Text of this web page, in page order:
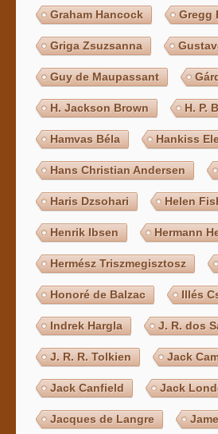
Graham Hancock Gregg
Griga Zsuzsanna
Guy de Maupassant
H. Jackson Brown H. P.
Hamvas Béla Hankiss
Hans Christian Andersen
Haris Dzsohari Helen
Henrik Ibsen Hermann
Hermész Triszmegisztosz
Honoré de Balzac Illés
Indrek Hargla J. R. dos
J. R. R. Tolkien Jack
Jack Canfield Jack
Jacques de Langre